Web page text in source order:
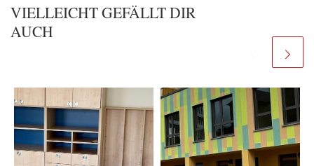
VIELLEICHT GEFÄLLT DIR
AUCH